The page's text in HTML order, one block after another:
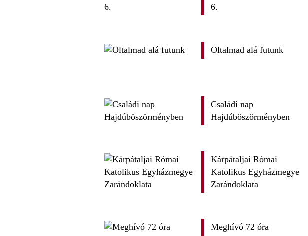
6.
Oltalmad alá futunk
Családi nap
Hajdúböszörményben
Kárpátaljai Római
Katolikus Egyházmegye
Zarándoklata
Meghívó 72 óra